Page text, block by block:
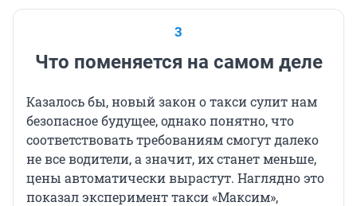
3
Что поменяется на самом деле
Казалось бы, новый закон о такси сулит нам
безопасное будущее, однако понятно, что
соответствовать требованиям смогут далеко
не все водители, а значит, их станет меньше,
цены автоматически вырастут. Наглядно это
показал эксперимент такси «Максим»,